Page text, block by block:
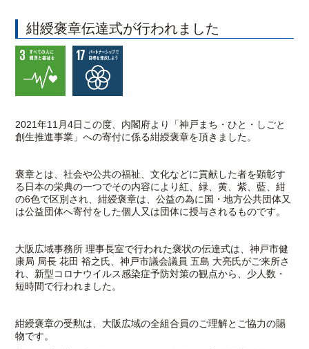
紺綬褒章伝達式が行われました
2021年11月4日この度、内閣府より「神戸まち・ひと・しごと
創生推進事業」への寄付に係る紺綬褒章を頂きました。
褒章とは、社会や公共の福祉、文化などに貢献した者を顕彰す
る日本の栄典の一つでその内容により紅、緑、黄、紫、藍、紺
の6色で区別され、紺綬褒章は、公益の為に国・地方公共団体又
は公益団体へ寄付をした個人又は団体に授与されるものです。
大阪広域事務所 理事長室で行われた褒状の伝達式は、神戸市健
康局 局長 花田 裕之氏、神戸市議会議員 五島 大亮氏がご来所さ
れ、新型コロナウイルス感染症予防対策の観点から、少人数・
短時間で行われました。
紺綬褒章の受勲は、大阪広域の全組合員のご理解とご協力の賜
物です。